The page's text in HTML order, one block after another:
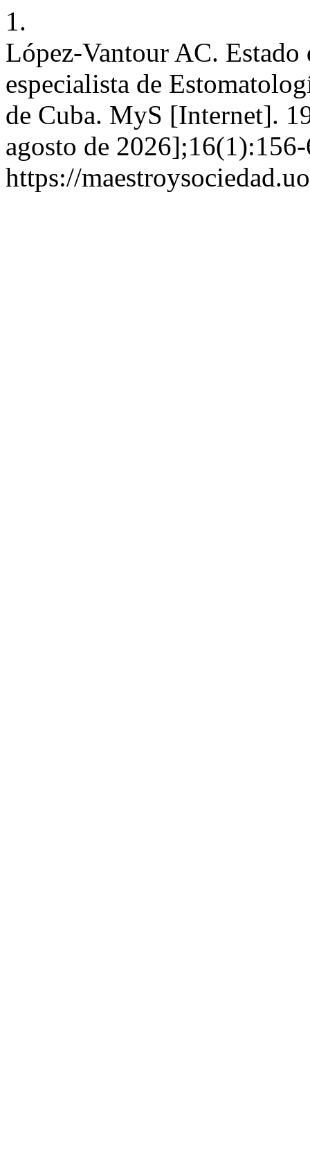
1.
López-Vantour AC.
especialista de
de Cuba. MyS [Internet].
agosto de
https://